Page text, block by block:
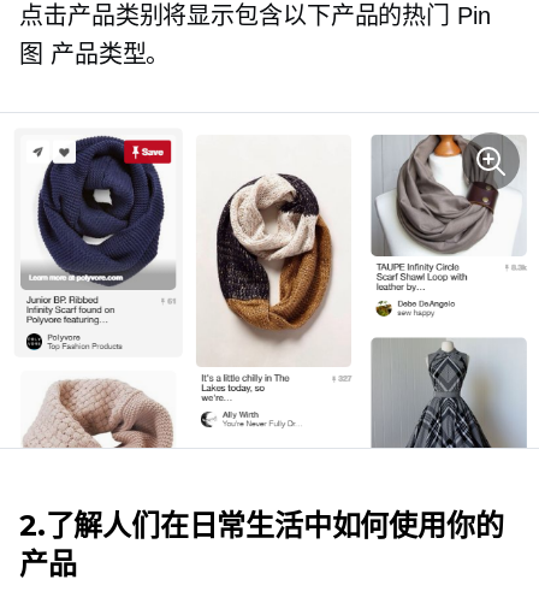
点击产品类别将显示包含以下产品的热门 Pin
图 产品类型。
2.了解人们在日常生活中如何使用你的
产品